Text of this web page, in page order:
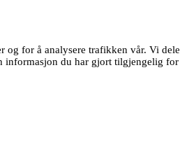
for å analysere trafikken vår. Vi
informasjon du har gjort tilgjengelig